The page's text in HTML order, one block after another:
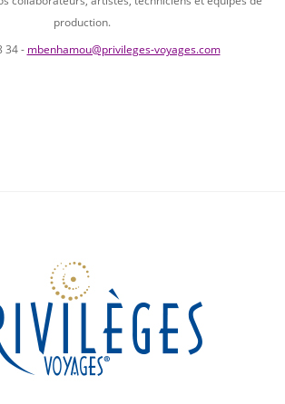
production.
34 - mbenhamou@privileges-voyages.com